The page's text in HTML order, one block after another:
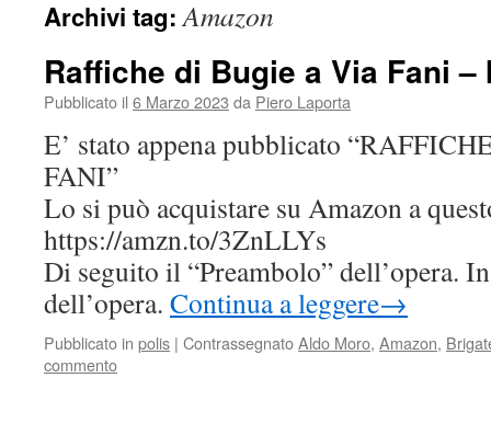
Archivi tag:Amazon
Raffiche di Bugie a Via Fani
Pubblicato il 6 Marzo 2023 da Piero Laporta
E’ stato appena pubblicato
FANI”
Lo si può acquistare su Amazon a
https://amzn.to/3ZnLLYs
Di seguito il “Preambolo” dell’opera.
dell’opera. Continua a leggere→
Pubblicato in polis | ContrassegnatoAldo Moro, Amazon,
commento